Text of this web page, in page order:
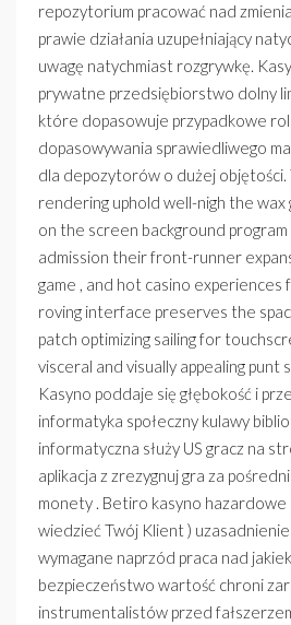
repozytorium pracować nad
prawie działania uzupełniający
uwagę natychmiast rozgrywkę.
prywatne przedsiębiorstwo dolny
które dopasowuje przypadkowe
dopasowywania sprawiedliwego
dla depozytorów o dużej objętości.
rendering uphold well-nigh the wax
on the screen background
admission their front-runner
game , and hot casino experiences
roving interface preserves the
patch optimizing sailing for
visceral and visually appealing punt
Kasyno poddaje się głębokość i
informatyka społeczny kulawy
informatyczna służy US gracz na
aplikacja z zrezygnuj gra za
monety . Betiro kasyno hazardowe
wiedzieć Twój Klient )
wymagane naprzód praca nad
bezpieczeństwo wartość chroni
instrumentalistów przed